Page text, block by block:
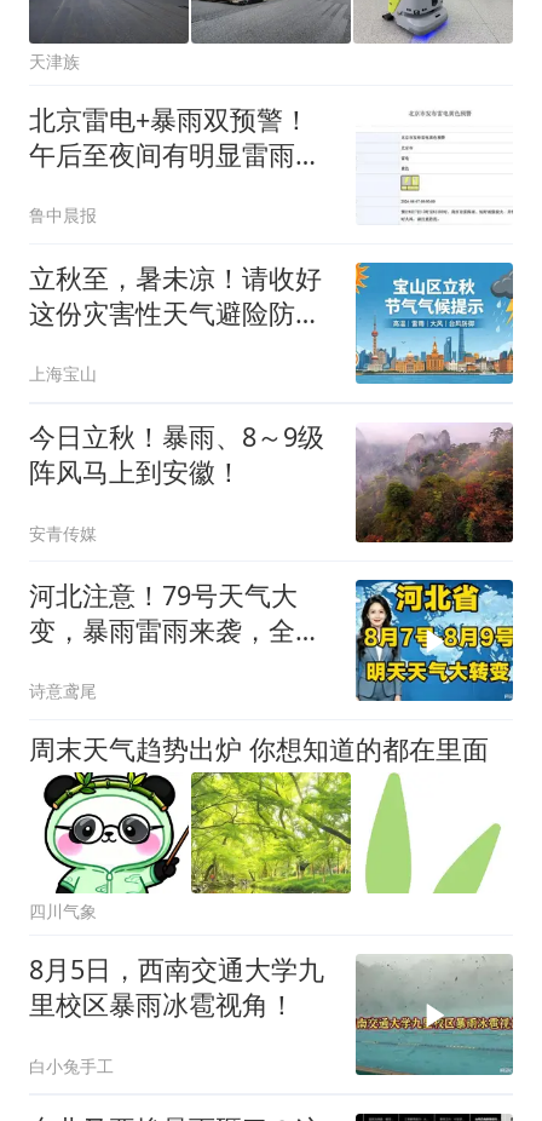
天津族
北京雷电+暴雨双预警！
午后至夜间有明显雷雨，
鲁中晨报
立秋至，暑未凉！请收好
这份灾害性天气避险防护
上海宝山
今日立秋！暴雨、8～9级
阵风马上到安徽！
安青传媒
河北注意！79号天气大
变，暴雨雷雨来袭，全省
诗意鸢尾
周末天气趋势出炉 你想知道的都在里面
四川气象
8月5日，西南交通大学九
里校区暴雨冰雹视角！
白小兔手工